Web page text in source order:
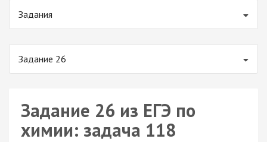
Задания
Задание 26
Задание 26 из ЕГЭ по
химии: задача 118